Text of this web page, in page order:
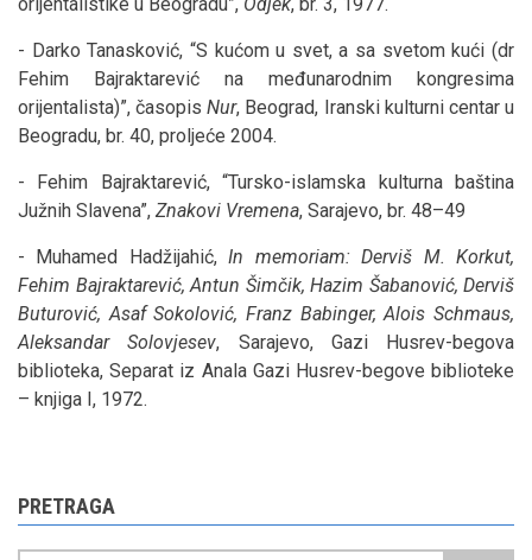
- Darko Tanasković, “S kućom u svet, a sa svetom kući (dr
Fehim Bajraktarević na međunarodnim kongresima
orijentalista)”, časopisNur, Beograd, Iranski kulturni centar u
Beogradu, br. 40, proljeće 2004.
- Fehim Bajraktarević, “Tursko-islamska kulturna baština
Južnih Slavena”, Znakovi Vremena, Sarajevo, br. 48–49
- Muhamed Hadžijahić,In memoriam: Derviš M. Korkut,
Fehim Bajraktarević, Antun Šimčik, Hazim Šabanović, Derviš
Buturović, Asaf Sokolović, Franz Babinger, Alois Schmaus,
Aleksandar Solovjesev, Sarajevo, Gazi Husrev-begova
biblioteka, Separat iz Anala Gazi Husrev-begove biblioteke
– knjiga I, 1972.
PRETRAGA